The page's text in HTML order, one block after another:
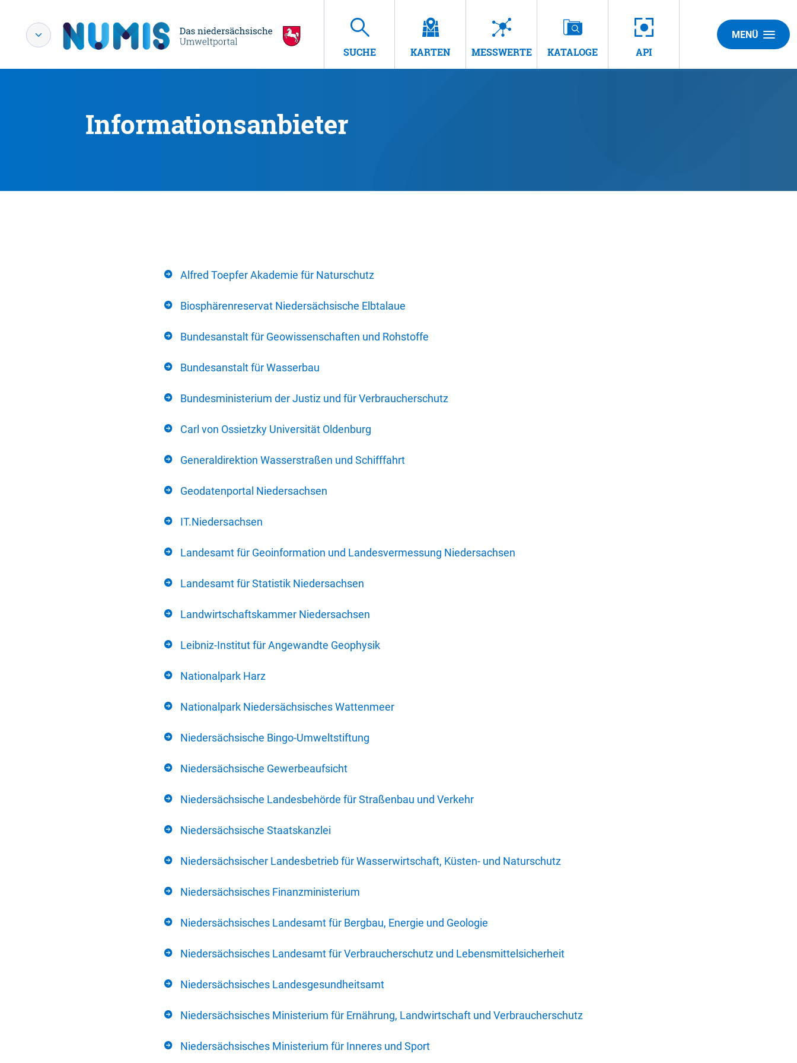
SUCHE KARTEN MESSWERTE KATALOGE API
MENÜ
Informationsanbieter
Alfred Toepfer Akademie für Naturschutz
Biosphärenreservat Niedersächsische Elbtalaue
Bundesanstalt für Geowissenschaften und Rohstoffe
Bundesanstalt für Wasserbau
Bundesministerium der Justiz und für Verbraucherschutz
Carl von Ossietzky Universität Oldenburg
Generaldirektion Wasserstraßen und Schifffahrt
Geodatenportal Niedersachsen
IT.Niedersachsen
Landesamt für Geoinformation und Landesvermessung Niedersachsen
Landesamt für Statistik Niedersachsen
Landwirtschaftskammer Niedersachsen
Leibniz-Institut für Angewandte Geophysik
Nationalpark Harz
Nationalpark Niedersächsisches Wattenmeer
Niedersächsische Bingo-Umweltstiftung
Niedersächsische Gewerbeaufsicht
Niedersächsische Landesbehörde für Straßenbau und Verkehr
Niedersächsische Staatskanzlei
Niedersächsischer Landesbetrieb für Wasserwirtschaft, Küsten- und Naturschutz
Niedersächsisches Finanzministerium
Niedersächsisches Landesamt für Bergbau, Energie und Geologie
Niedersächsisches Landesamt für Verbraucherschutz und Lebensmittelsicherheit
Niedersächsisches Landesgesundheitsamt
Niedersächsisches Ministerium für Ernährung, Landwirtschaft und Verbraucherschutz
Niedersächsisches Ministerium für Inneres und Sport